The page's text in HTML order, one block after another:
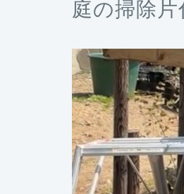
庭の掃除